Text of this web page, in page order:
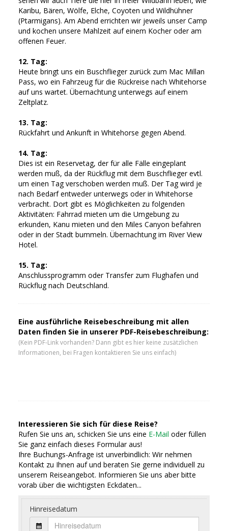
Karibu, Bären, Wölfe, Elche, Coyoten und Wildhühner
(Ptarmigans). Am Abend errichten wir jeweils unser Camp
und kochen unsere Mahlzeit auf einem Kocher oder am
offenen Feuer.
12. Tag:
Heute bringt uns ein Buschflieger zurück zum Mac Millan
Pass, wo ein Fahrzeug für die Rückreise nach Whitehorse
auf uns wartet. Übernachtung unterwegs auf einem
Zeltplatz.
13. Tag:
Rückfahrt und Ankunft in Whitehorse gegen Abend.
14. Tag:
Dies ist ein Reservetag, der für alle Fälle eingeplant
werden muß, da der Rückflug mit dem Buschflieger evtl.
um einen Tag verschoben werden muß. Der Tag wird je
nach Bedarf entweder unterwegs oder in Whitehorse
verbracht. Dort gibt es Möglichkeiten zu folgenden
Aktivitäten: Fahrrad mieten um die Umgebung zu
erkunden, Kanu mieten und den Miles Canyon befahren
oder in der Stadt bummeln. Übernachtung im River View
Hotel.
15. Tag:
Anschlussprogramm oder Transfer zum Flughafen und
Rückflug nach Deutschland.
Eine ausführliche Reisebeschreibung mit allen
Daten finden Sie in unserer PDF-Reisebeschreibung:
(Kein PDF-Link vorhanden? Dann gibt es hier keine zusätzlichen
Informationen, bei Fragen kontaktieren Sie uns einfach)
Interessieren Sie sich für diese Reise?
Rufen Sie uns an, schicken Sie uns eine E-Mail oder füllen
Sie ganz einfach dieses Formular aus!
Ihre Buchungs-Anfrage ist unverbindlich: Wir nehmen
Kontakt zu Ihnen auf und beraten Sie gerne individuell zu
unserem Reiseangebot. Informieren Sie uns aber bitte
vorab über die wichtigsten Eckdaten...